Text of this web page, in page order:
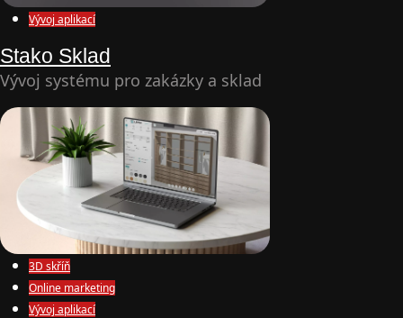
Vývoj aplikací
Stako Sklad
Vývoj systému pro zakázky a sklad
3D skříň
Online marketing
Vývoj aplikací